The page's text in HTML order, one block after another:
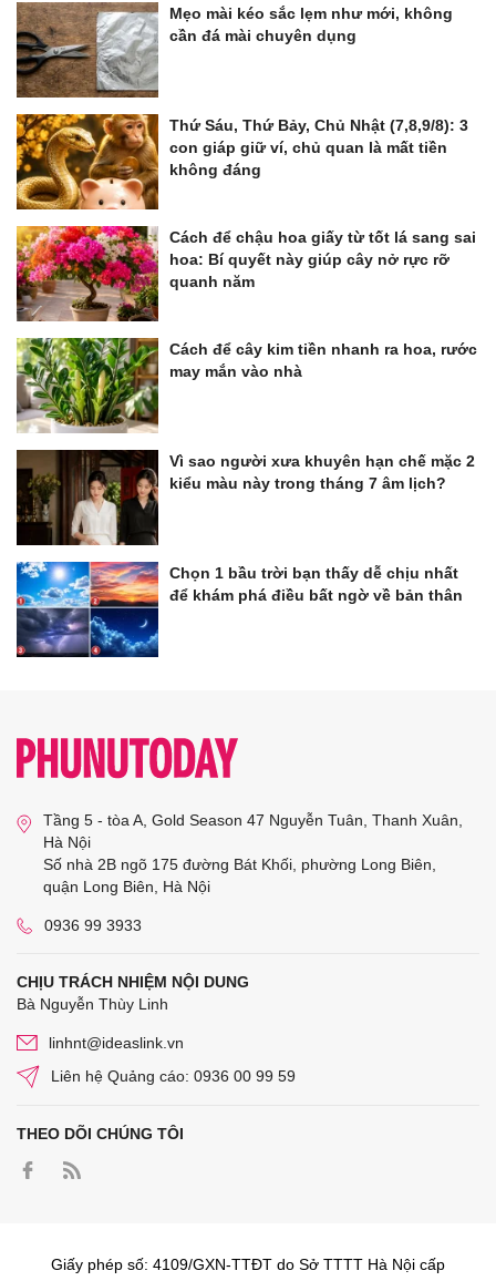
Mẹo mài kéo sắc lẹm như mới, không
cần đá mài chuyên dụng
Thứ Sáu, Thứ Bảy, Chủ Nhật (7,8,9/8): 3
con giáp giữ ví, chủ quan là mất tiền
không đáng
Cách để chậu hoa giấy từ tốt lá sang sai
hoa: Bí quyết này giúp cây nở rực rỡ
quanh năm
Cách để cây kim tiền nhanh ra hoa, rước
may mắn vào nhà
Vì sao người xưa khuyên hạn chế mặc 2
kiểu màu này trong tháng 7 âm lịch?
Chọn 1 bầu trời bạn thấy dễ chịu nhất
để khám phá điều bất ngờ về bản thân
Tầng 5 - tòa A, Gold Season 47 Nguyễn Tuân, Thanh Xuân,
Hà Nội
Số nhà 2B ngõ 175 đường Bát Khối, phường Long Biên,
quận Long Biên, Hà Nội
0936 99 3933
CHỊU TRÁCH NHIỆM NỘI DUNG
Bà Nguyễn Thùy Linh
linhnt@ideaslink.vn
Liên hệ Quảng cáo: 0936 00 99 59
THEO DÕI CHÚNG TÔI
Giấy phép số: 4109/GXN-TTĐT do Sở TTTT Hà Nội cấp